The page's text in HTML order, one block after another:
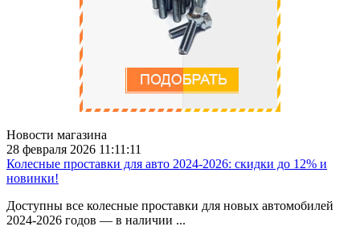
Новости магазина
28 февраля 2026 11:11:11
Колесные проставки для авто 2024-2026: скидки до 12% и
новинки!
Доступны все колесные проставки для новых автомобилей
2024-2026 годов — в наличии ...